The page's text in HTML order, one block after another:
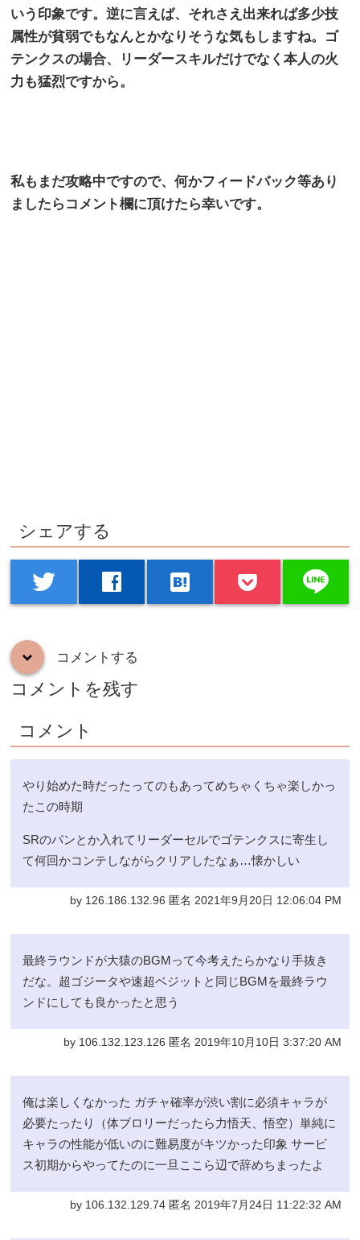
いう印象です。逆に言えば、それさえ出来れば多少技
属性が貧弱でもなんとかなりそうな気もしますね。ゴ
テンクスの場合、リーダースキルだけでなく本人の火
力も猛烈ですから。
私もまだ攻略中ですので、何かフィードバック等あり
ましたらコメント欄に頂けたら幸いです。
シェアする
twitter facebook hatenabookmark line
down コメントする
コメントを残す
コメント
やり始めた時だったってのもあってめちゃくちゃ楽しかっ
たこの時期
SRのパンとか入れてリーダーセルでゴテンクスに寄生し
て何回かコンテしながらクリアしたなぁ…懐かしい
by 126.186.132.96 匿名 2021年9月20日 12:06:04 PM
最終ラウンドが大猿のBGMって今考えたらかなり手抜き
だな。超ゴジータや速超ベジットと同じBGMを最終ラウ
ンドにしても良かったと思う
by 106.132.123.126 匿名 2019年10月10日 3:37:20 AM
俺は楽しくなかった ガチャ確率が渋い割に必須キャラが
必要たったり（体ブロリーだったら力悟天、悟空）単純に
キャラの性能が低いのに難易度がキツかった印象 サービ
ス初期からやってたのに一旦ここら辺で辞めちまったよ
by 106.132.129.74 匿名 2019年7月24日 11:22:32 AM